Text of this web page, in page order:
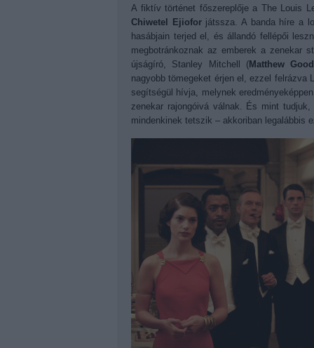
A fiktív történet főszereplője a The Louis
Chiwetel Ejioforjátssza. A banda híre a
hasábjain terjed el, és állandó fellépői
megbotránkoznak az emberek a zenekar
újságíró, Stanley Mitchell (Matthew
nagyobb tömegeket érjen el, ezzel felrázva
segítségül hívja, melynek
zenekar rajongóivá válnak. És mint
mindenkinek tetszik – akkoriban legalábbis